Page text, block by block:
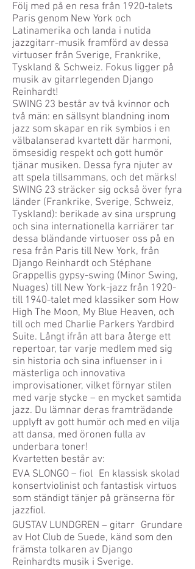
Följ med på en resa från 1920-talets
Paris genom New York och
Latinamerika och landa i nutida
jazzgitarr-musik framförd av dessa
virtuoser från Sverige, Frankrike,
Tyskland & Schweiz. Fokus ligger på
musik av gitarrlegenden Django
Reinhardt!
SWING 23 består av två kvinnor och
två män: en sällsynt blandning inom
jazz som skapar en rik symbios i en
välbalanserad kvartett där harmoni,
ömsesidig respekt och gott humör
tjänar musiken. Dessa fyra njuter av
att spela tillsammans, och det märks!
SWING 23 sträcker sig också över fyra
länder (Frankrike, Sverige, Schweiz,
Tyskland): berikade av sina ursprung
och sina internationella karriärer tar
dessa bländande virtuoser oss på en
resa från Paris till New York, från
Django Reinhardt och Stéphane
Grappellis gypsy-swing (Minor Swing,
Nuages) till New York-jazz från 1920-
till 1940-talet med klassiker som How
High The Moon, My Blue Heaven, och
till och med Charlie Parkers Yardbird
Suite. Långt ifrån att bara återge ett
repertoar, tar varje medlem med sig
sin historia och sina influenser in i
mästerliga och innovativa
improvisationer, vilket förnyar stilen
med varje stycke – en mycket samtida
jazz. Du lämnar deras framträdande
upplyft av gott humör och med en vilja
att dansa, med öronen fulla av
underbara toner!
Kvartetten består av:
EVA SLONGO – fiol En klassisk skolad
konsertviolinist och fantastisk virtuos
som ständigt tänjer på gränserna för
jazzfiol.
GUSTAV LUNDGREN – gitarr Grundare
av Hot Club de Suede, känd som den
främsta tolkaren av Django
Reinhardts musik i Sverige.